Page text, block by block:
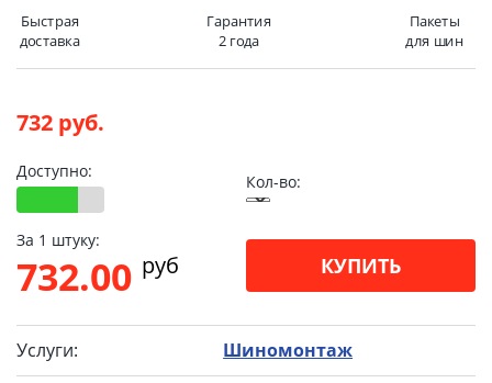
Быстрая
доставка
Гарантия
2 года
Пакеты
для шин
732 руб.
Доступно:
Кол-во:
За 1 штуку:
732.00 pуб КУПИТЬ
Услуги: Шиномонтаж